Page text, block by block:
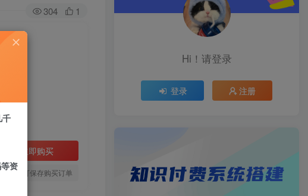
304 1
立即购买
买，可保存购买订单
Hi！请登录
登录 注册
千
资